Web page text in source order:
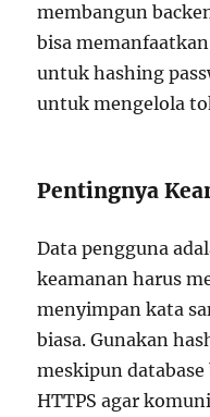
membangun
bisa
untuk hashing
untuk mengelola
Pentingnya
Data pengguna
keamanan harus
menyimpan kata
biasa. Gunakan
meskipun
HTTPS agar